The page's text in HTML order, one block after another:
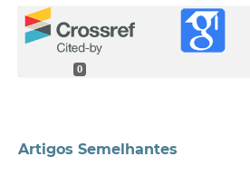
0
Artigos Semelhantes